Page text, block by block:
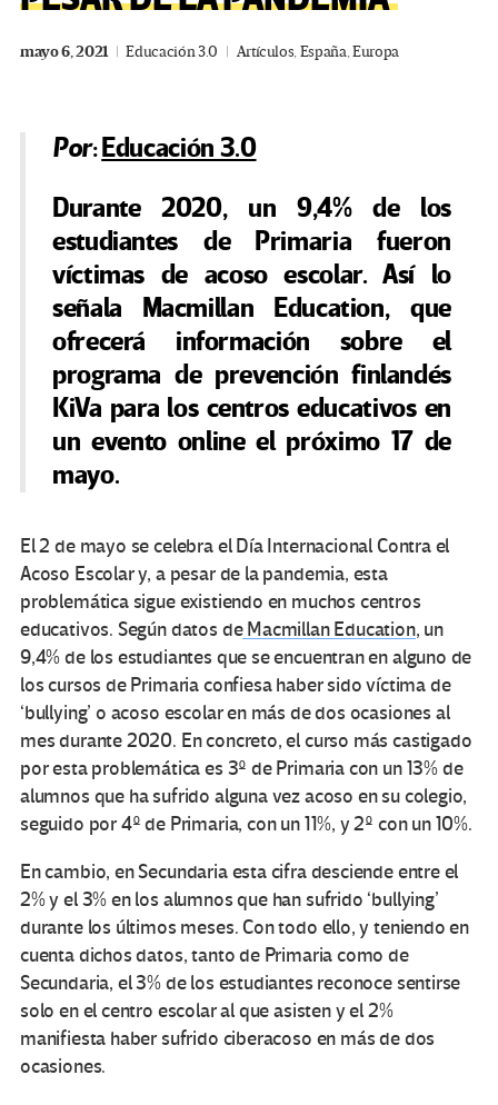
mayo 6, 2021 Educación 3.0 Artículos,España,Europa
Por:Educación 3.0
Durante 2020, un 9,4% de los
estudiantes de Primaria fueron
víctimas de acoso escolar. Así lo
señala Macmillan Education, que
ofrecerá información sobre el
programa de prevención finlandés
KiVa para los centros educativos en
un evento online el próximo 17 de
mayo.
El 2 de mayo se celebra el Día Internacional Contra el
Acoso Escolar y, a pesar de la pandemia, esta
problemática sigue existiendo en muchos centros
educativos. Según datos deMacmillan Education, un
9,4% de los estudiantes que se encuentran en alguno de
los cursos de Primaria confiesa haber sido víctima de
‘bullying’ o acoso escolar en más de dos ocasiones al
mes durante 2020. En concreto, el curso más castigado
por esta problemática es 3º de Primaria con un 13% de
alumnos que ha sufrido alguna vez acoso en su colegio,
seguido por 4º de Primaria, con un 11%, y 2º con un 10%.
En cambio, en Secundaria esta cifra desciende entre el
2% y el 3% en los alumnos que han sufrido ‘bullying’
durante los últimos meses. Con todo ello, y teniendo en
cuenta dichos datos, tanto de Primaria como de
Secundaria, el 3% de los estudiantes reconoce sentirse
solo en el centro escolar al que asisten y el 2%
manifiesta haber sufrido ciberacoso en más de dos
ocasiones.